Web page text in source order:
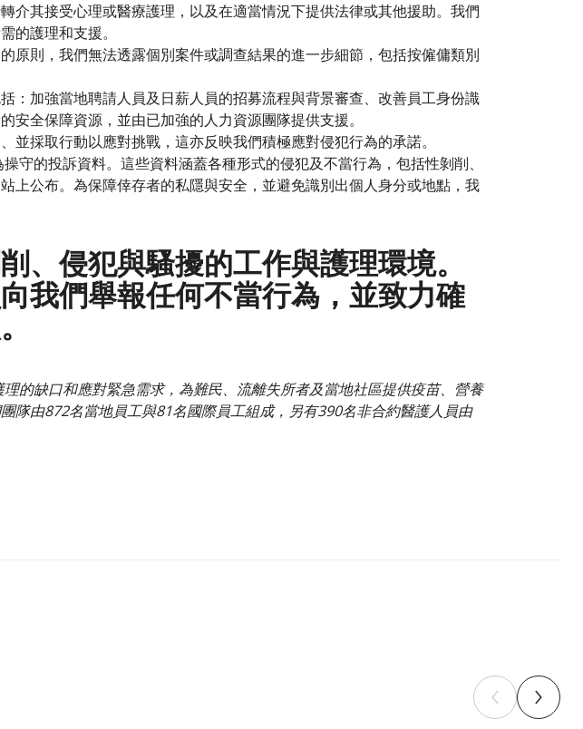
介其接受心理或醫療護理，以及在適當情況下提供法律或其他援助。我們
的護理和支援。
原則，我們無法透露個別案件或調查結果的進一步細節，包括按僱傭類別
：加強當地聘請人員及日薪人員的招募流程與背景審查、改善員工身份識
全保障資源，並由已加強的人力資源團隊提供支援。
採取行動以應對挑戰，這亦反映我們積極應對侵犯行為的承諾。
守的投訴資料。這些資料涵蓋各種形式的侵犯及不當行為，包括性剝削、
上公布。為保障倖存者的私隱與安全，並避免識別出個人身分或地點，我
、侵犯與騷擾的工作與護理環境。
我們舉報任何不當行為，並致力確
的缺口和應對緊急需求，為難民、流離失所者及當地社區提供疫苗、營養
隊由872名當地員工與81名國際員工組成，另有390名非合約醫護人員由